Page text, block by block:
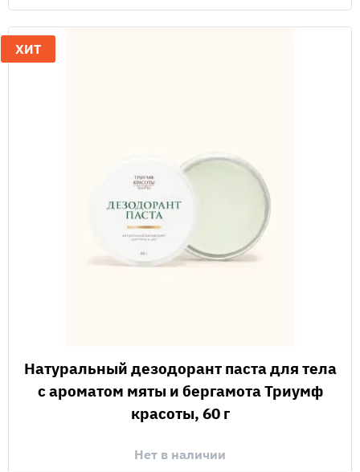
ХИТ
Натуральный дезодорант паста для тела
с ароматом мяты и бергамота Триумф
красоты, 60 г
Нет в наличии